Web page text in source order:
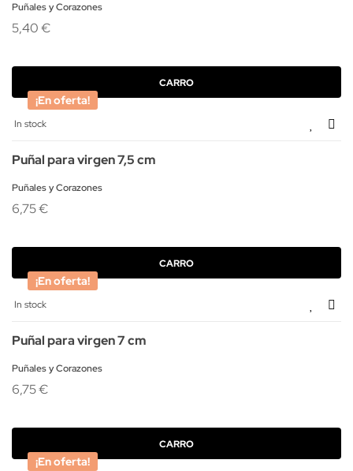
Puñales y Corazones
5,40 €
¡En oferta!
CARRO
In stock
Puñal para virgen 7,5 cm
Puñales y Corazones
6,75 €
¡En oferta!
CARRO
In stock
Puñal para virgen 7 cm
Puñales y Corazones
6,75 €
¡En oferta!
CARRO